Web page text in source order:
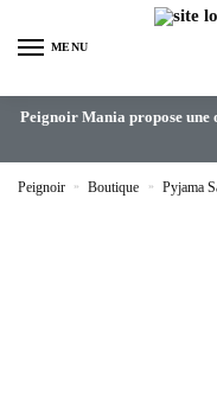
MENU
Peignoir Mania propose
Peignoir » Boutique » Pyjama